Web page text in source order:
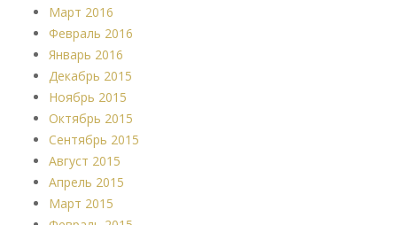
Март 2016
Февраль 2016
Январь 2016
Декабрь 2015
Ноябрь 2015
Октябрь 2015
Сентябрь 2015
Август 2015
Апрель 2015
Март 2015